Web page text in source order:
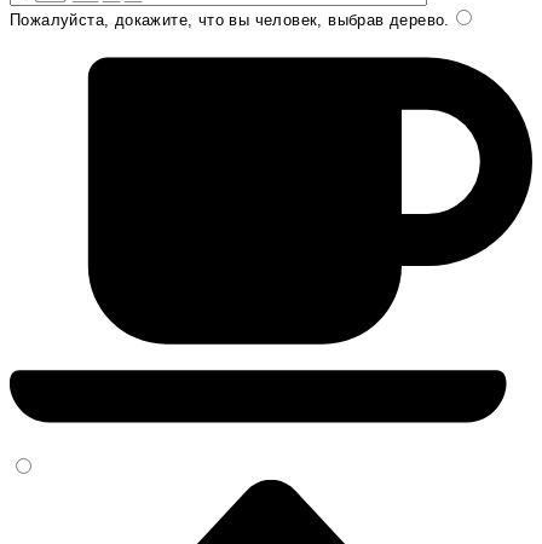
Пожалуйста, докажите, что вы человек, выбрав дерево